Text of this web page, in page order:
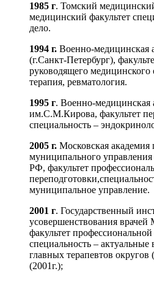
1985 г. Томский
медицинский факультет
дело.
1994 г. Военно-
(г.Санкт-Петербург),
руководящего медицинского
терапия, ревматология.
1995 г. Военно-медицинская
им.С.М.Кирова, факультет
специальность –
2005 г. Московская академия
муниципального
РФ, факультет
муниципальное управление.
2001 г. Государственный
усовершенствования
факультет
специальность –
главных терапевтов
(2001г.);